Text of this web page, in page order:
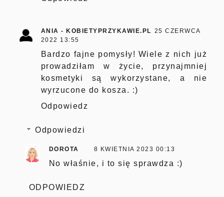
ANIA - KOBIETYPRZYKAWIE.PL 25 CZERWCA
2022 13:55
Bardzo fajne pomysły! Wiele z nich już
prowadziłam w życie, przynajmniej
kosmetyki są wykorzystane, a nie
wyrzucone do kosza. :)
Odpowiedz
Odpowiedzi
DOROTA 8 KWIETNIA 2023 00:13
No właśnie, i to się sprawdza :)
ODPOWIEDZ